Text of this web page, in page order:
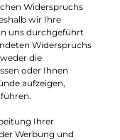
Widerspruchs
wir Ihre
uns durchgeführt
Widerspruchs
die
oder Ihnen
aufzeigen,
Ihrer
Werbung und